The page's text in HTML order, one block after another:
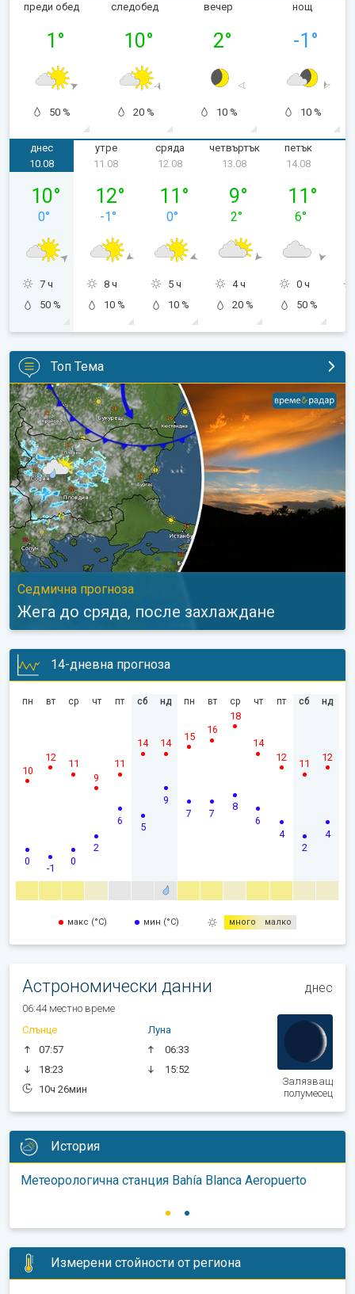
преди обед
1 °
50 %
следобед
10°
20 %
вечер
2°
10 %
нощ
-1 °
10 %
днес
понеделник, 10.08
10.08
10°
0°
7 ч
50 %
утре
11.08
12°
-1°
8 ч
10 %
сряда
12.08
11 °
0°
5 ч
10 %
четвъртък
13.08
9°
2°
4 ч
20 %
петък
14.08
11 °
6°
0 ч
50 %
Топ Тема
Жега до сряда, после захлаждане. Седмична прогноза. . .
Седмична прогноза
Жега до сряда, после захлаждане
14-дневна прогноза
пн
0
10
вт
-1
12
ср
0
11
чт
2
9
пт
6
11
сб
5
14
нд
9
14
пн
7
15
вт
7
16
ср
8
18
чт
6
14
пт
4
12
сб
2
11
нд
4
12
макс (°C) мин (°C) много малко
Астрономически данни днес
06:44 местно време
Слънце
07:57
18:23
10ч 26мин
Луна
06:33
15:52
Залязващ
полумесец
История
Метеорологична станция Bahía Blanca Aeropuerto
Измерени стойности от региона